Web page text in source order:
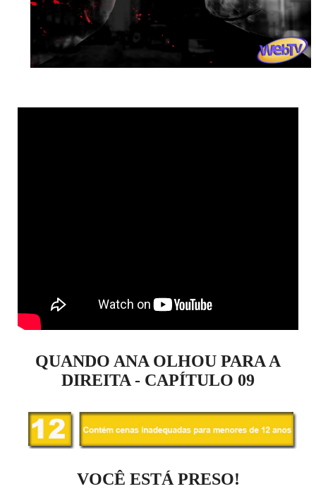
QUANDO ANA OLHOU PARA A
DIREITA - CAPÍTULO 09
VOCÊ ESTÁ PRESO!